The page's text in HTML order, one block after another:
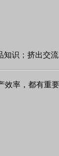
识；挤出交流
率，都有